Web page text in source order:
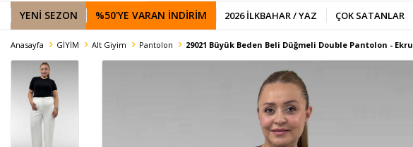
YENİ SEZON %50'YE VARAN İNDIRIM 2026 İLKBAHAR / YAZ ÇOK SATANLAR
Anasayfa GİYİM Alt Giyim Pantolon 29021 Büyük Beden Beli Düğmeli Double Pantolon - Ekru